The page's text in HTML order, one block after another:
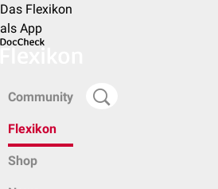
Das Flexikon
als App
Community
Flexikon
Shop